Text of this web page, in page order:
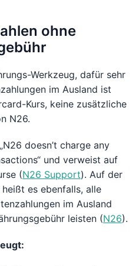
ohne
Werkzeug, dafür sehr
im Ausland ist
Kurs, keine zusätzliche
N26.
doesn’t charge any
und verweist auf
(N26 Support). Auf der
es ebenfalls, alle
im Ausland
leisten (N26).